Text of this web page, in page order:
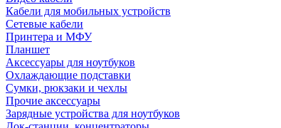
Кабели для мобильных устройств
Сетевые кабели
Принтера и МФУ
Планшет
Аксессуары для ноутбуков
Охлаждающие подставки
Сумки, рюкзаки и чехлы
Прочие аксессуары
Зарядные устройства для ноутбуков